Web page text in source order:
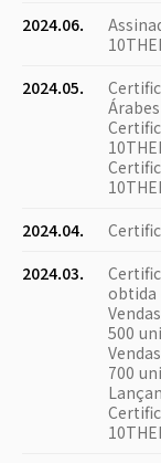
2024.06.
2024.05.
2024.04.
2024.03.
obtida
500
700